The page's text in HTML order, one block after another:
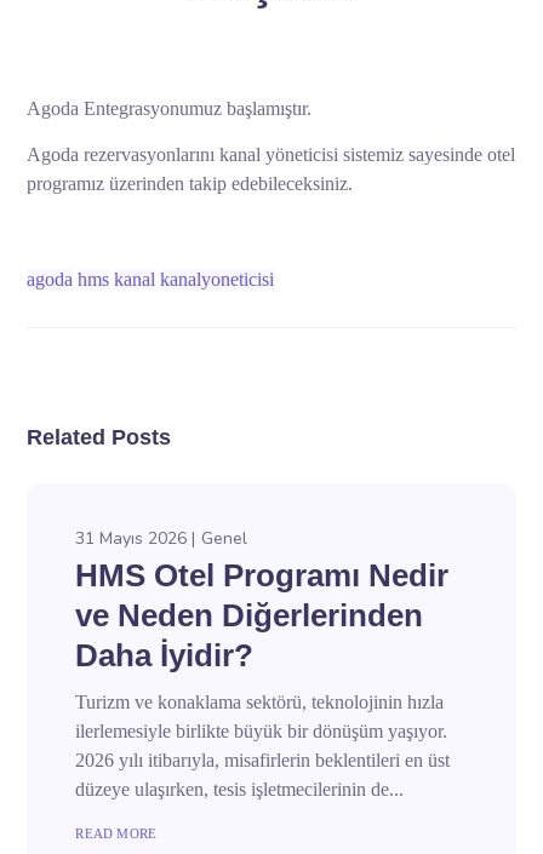
Agoda Entegrasyonumuz başlamıştır.
Agoda rezervasyonlarını kanal yöneticisi sistemiz sayesinde otel
programız üzerinden takip edebileceksiniz.
agoda hms kanal kanalyoneticisi
Related Posts
31 Mayıs 2026 Genel
HMS Otel Programı Nedir
ve Neden Diğerlerinden
Daha İyidir?
Turizm ve konaklama sektörü, teknolojinin hızla
ilerlemesiyle birlikte büyük bir dönüşüm yaşıyor.
2026 yılı itibarıyla, misafirlerin beklentileri en üst
düzeye ulaşırken, tesis işletmecilerinin de...
READ MORE